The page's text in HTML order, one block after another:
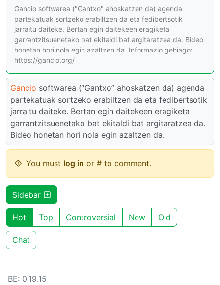
Gancio softwarea ("Gantxo" ahoskatzen da) agenda
partekatuak sortzeko erabiltzen da eta fedibertsotik
jarraitu daiteke. Bertan egin daitekeen eragiketa
garrantzitsuenetako bat ekitaldi bat argitaratzea da. Bideo
honetan hori nola egin azaltzen da. Informazio gehiago:
https://gancio.org/
Gancio softwarea (“Gantxo” ahoskatzen da) agenda
partekatuak sortzeko erabiltzen da eta fedibertsotik
jarraitu daiteke. Bertan egin daitekeen eragiketa
garrantzitsuenetako bat ekitaldi bat argitaratzea da.
Bideo honetan hori nola egin azaltzen da.
You must log in or # to comment.
Sidebar
Hot Top Controversial New Old
Chat
BE: 0.19.15